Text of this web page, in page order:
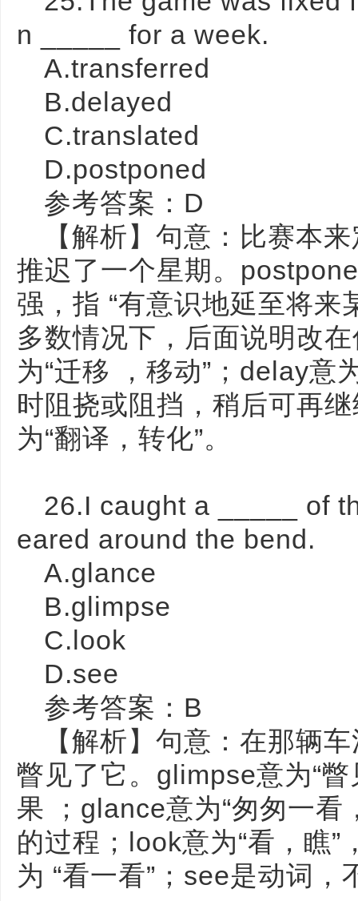
n _____ for a week.
A.transferred
B.delayed
C.translated
D.postponed
参考答案：D
【解析】句意：比赛本
推迟了一个星期。
强，指 “有意识地延至将来
多数情况下，后面说明改
为“迁移 ，移动”；delay意
时阻挠或阻挡，稍后可再
为“翻译，转化”。
26.I caught a _____ of
eared around the bend.
A.glance
B.glimpse
C.look
D.see
参考答案：B
【解析】句意：在那辆
瞥见了它。glimpse意为“
果 ；glance意为“匆匆一看
的过程；look意为“看，瞧
为 “看一看”；see是动词